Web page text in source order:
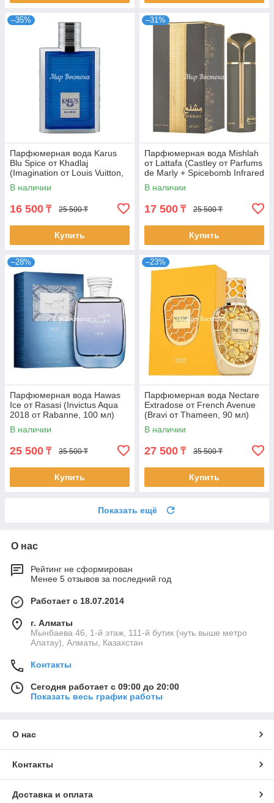
–35%
Парфюмерная вода Karus
Blu Spice от Khadlaj
(Imagination от Louis Vuitton,
100 мл)
В наличии
16 500 ₸ 25 500 ₸
Купить
–31%
Парфюмерная вода Mishlah
от Lattafa (Castley от Parfums
de Marly + Spicebomb Infrared
от Viktor&Rolf, 100 мл)
В наличии
17 500 ₸ 25 500 ₸
Купить
–28%
Парфюмерная вода Hawas
Ice от Rasasi (Invictus Aqua
2018 от Rabanne, 100 мл)
В наличии
25 500 ₸ 35 500 ₸
Купить
–23%
Парфюмерная вода Nectare
Extradose от French Avenue
(Bravi от Thameen, 90 мл)
В наличии
27 500 ₸ 35 500 ₸
Купить
Показать ещё
О нас
Рейтинг не сформирован
Менее 5 отзывов за последний год
Работает с 18.07.2014
г. Алматы
Мынбаева 46, 1-й этаж, 111-й бутик (чуть выше метро
Алатау), Алматы, Казахстан
Контакты
Сегодня работает с 09:00 до 20:00
Показать весь график работы
О нас
Контакты
Доставка и оплата